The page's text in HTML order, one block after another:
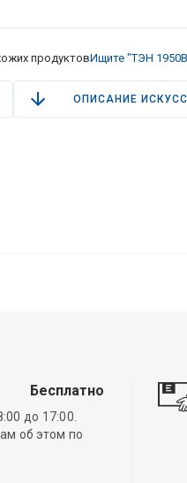
продуктовИщите "ТЭН
ОПИСАНИЕ
Бесплатно
до 17:00.
об этом по